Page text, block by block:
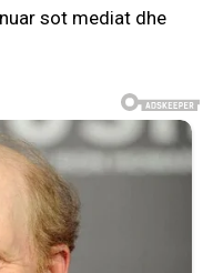
sot mediat dhe